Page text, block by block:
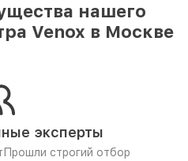
нашего
Venox в Москве
эксперты
Прошли строгий отбор